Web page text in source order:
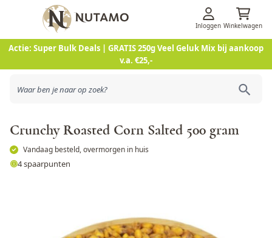
Actie: Super Bulk Deals | GRATIS 250g Veel Geluk Mix bij aankoop
v.a. €25,-
Ga naar de inhoud
Inloggen Winkelwagen
Crunchy Roasted Corn Salted 500 gram
Vandaag besteld, overmorgen in huis
4 spaarpunten